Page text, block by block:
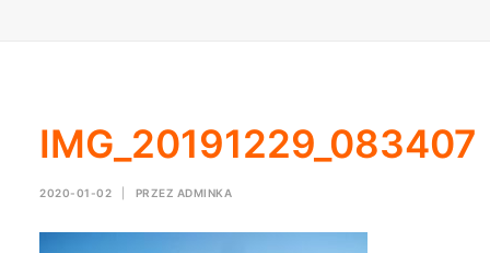
IMG_20191229_083407
2020-01-02 PRZEZ ADMINKA